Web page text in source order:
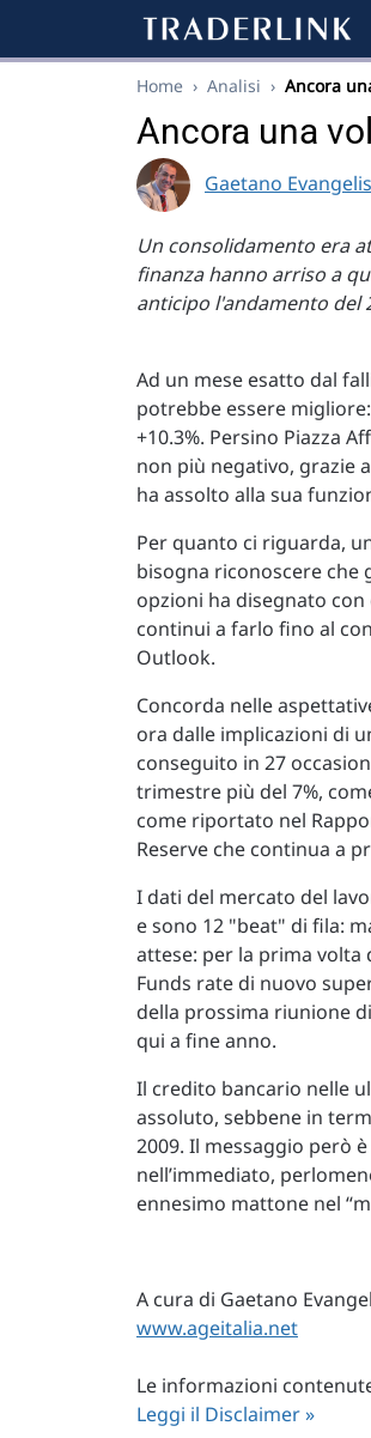
Home › Analisi › Ancora
Ancora una
Gaetano
Un consolidamento era
finanza hanno arriso a
anticipo l'andamento del
Ad un mese esatto dal
potrebbe essere migliore:
+10.3%. Persino Piazza
non più negativo, grazie
ha assolto alla sua
Per quanto ci riguarda,
bisogna riconoscere che
opzioni ha disegnato
continui a farlo fino al
Outlook.
Concorda nelle
ora dalle implicazioni di
conseguito in 27
trimestre più del 7%,
come riportato nel
Reserve che continua a
I dati del mercato del
e sono 12 "beat" di fila:
attese: per la prima volta
Funds rate di nuovo
della prossima riunione
qui a fine anno.
Il credito bancario nelle
assoluto, sebbene in
2009. Il messaggio però
nell’immediato,
ennesimo mattone nel
A cura di Gaetano
www.ageitalia.net
Le informazioni
Leggi il Disclaimer »